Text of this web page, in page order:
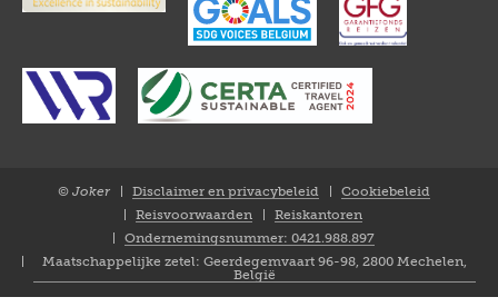
© Joker
Disclaimer en privacybeleid
Cookiebeleid
Reisvoorwaarden
Reiskantoren
Ondernemingsnummer: 0421.988.897
Maatschappelijke zetel: Geerdegemvaart 96-98, 2800 Mechelen,
België